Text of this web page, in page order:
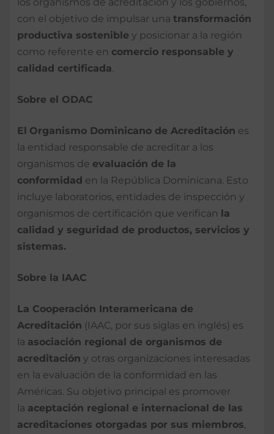
con el objetivo de impulsar una transformación
productiva sostenible y posicionar a la región
como referente en comercio responsable y
calidad certificada
Sobre el ODAC
El Organismo Dominicano de Acreditación es
la entidad responsable de acreditar a los
organismos de evaluación de la
conformidad en la República Dominicana. Esto
incluye laboratorios, entidades de inspección y
organismos de certificación que verifican la
calidad y seguridad de productos, servicios y
sistemas.
Sobre la IAAC
La Cooperación Interamericana de
Acreditación (IAAC, por sus siglas en inglés) es
la asociación regional de organismos de
acreditación y otras organizaciones interesadas
en la evaluación de la conformidad en las
Américas. Su objetivo principal es promover
la aceptación regional e internacional de las
acreditaciones otorgadas por sus miembros